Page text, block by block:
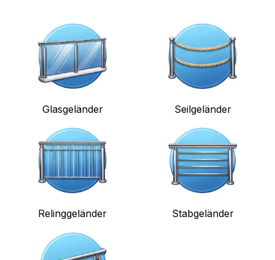
Glasgeländer Seilgeländer
Relinggeländer Stabgeländer